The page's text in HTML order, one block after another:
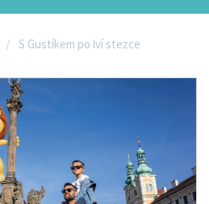
S Gustíkem po lví stezce